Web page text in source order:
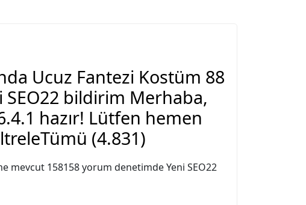
Ucuz Fantezi Kostüm 88
bildirim Merhaba,
hazır! Lütfen hemen
(4.831)
mevcut 158158 yorum denetimde Yeni SEO22